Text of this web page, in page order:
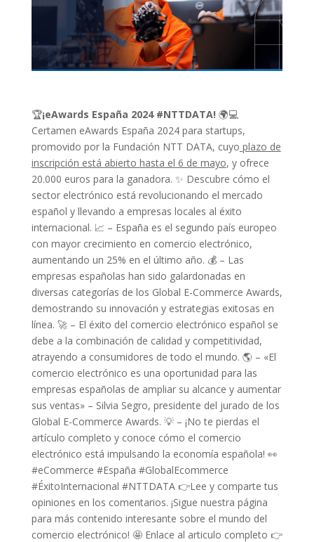
🏆¡eAwards España 2024 #NTTDATA! 🌍💻
Certamen eAwards España 2024 para startups,
promovido por la Fundación NTT DATA, cuyo plazo de
inscripción está abierto hasta el 6 de mayo, y ofrece
20.000 euros para la ganadora. ✨ Descubre cómo el
sector electrónico está revolucionando el mercado
español y llevando a empresas locales al éxito
internacional. 📈 – España es el segundo país europeo
con mayor crecimiento en comercio electrónico,
aumentando un 25% en el último año. 💰 – Las
empresas españolas han sido galardonadas en
diversas categorías de los Global E-Commerce Awards,
demostrando su innovación y estrategias exitosas en
línea. 🚀 – El éxito del comercio electrónico español se
debe a la combinación de calidad y competitividad,
atrayendo a consumidores de todo el mundo. 🌎 – «El
comercio electrónico es una oportunidad para las
empresas españolas de ampliar su alcance y aumentar
sus ventas» – Silvia Segro, presidente del jurado de los
Global E-Commerce Awards. 💡 – ¡No te pierdas el
artículo completo y conoce cómo el comercio
electrónico está impulsando la economía española! 👀
#eCommerce #España #GlobalEcommerce
#ÉxitoInternacional #NTTDATA 👉Lee y comparte tus
opiniones en los comentarios. ¡Sigue nuestra página
para más contenido interesante sobre el mundo del
comercio electrónico! 🤩 Enlace al articulo completo 👉